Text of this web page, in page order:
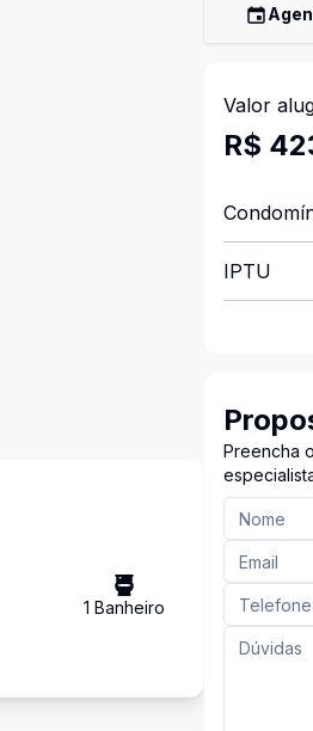
1 Banheiro
Valor
R$
IPTU
Preencha